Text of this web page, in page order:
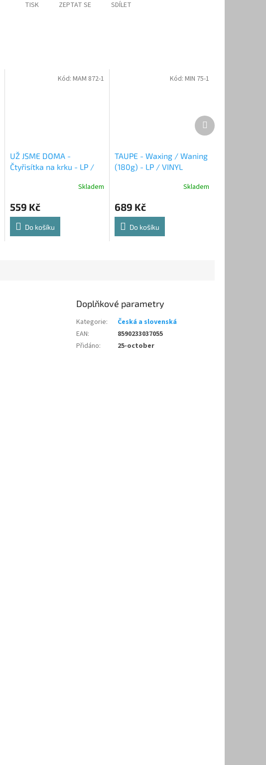
TISK ZEPTAT SE SDÍLET
UŽ JSME DOMA -
Čtyřisítka na krku - LP /
Skladem
559 Kč
Do košíku
Kód:MAM 872-1
TAUPE - Waxing / Waning
(180g) - LP / VINYL
Skladem
689 Kč
Do košíku
Kód: MIN 75-1
Další
produkt
Doplňkové parametry
Kategorie:
Česká a slovenská
EAN:
8590233037055
Přidáno: 25-october